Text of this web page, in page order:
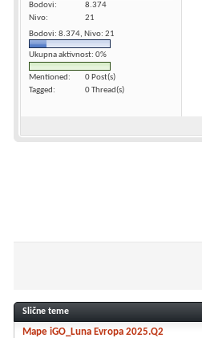
Bodovi
8.374
Nivo
21
Bodovi: 8.374, Nivo: 21
Ukupna aktivnost: 0%
Mentioned
0 Post(s)
Tagged
0 Thread(s)
Slične teme
Mape iGO_Luna Evropa 2025.Q2